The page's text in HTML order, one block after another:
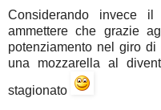
Considerando invece
ammettere che grazie
potenziamento nel giro di
una mozzarella al
stagionato